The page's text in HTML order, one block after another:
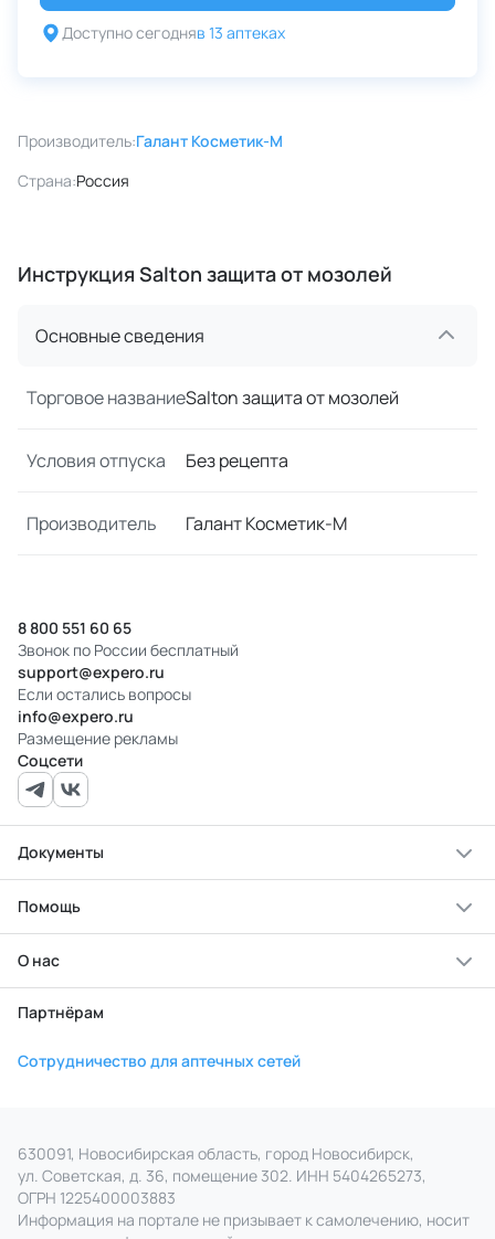
Доступно сегодняв 13 аптеках
Производитель:Галант Косметик-М
Страна:Россия
Инструкция Salton защита от мозолей
Основные сведения
Торговое названиеSalton защита от мозолей
Условия отпуска Без рецепта
Производитель Галант Косметик-М
8 800 551 60 65
Звонок по России бесплатный
support@expero.ru
Если остались вопросы
info@expero.ru
Размещение рекламы
Соцсети
Документы
Помощь
О нас
Партнёрам
Сотрудничество для аптечных сетей
630091, Новосибирская область, город Новосибирск,
ул. Советская, д. 36, помещение 302. ИНН 5404265273,
ОГРН 1225400003883
Информация на портале не призывает к самолечению, носит